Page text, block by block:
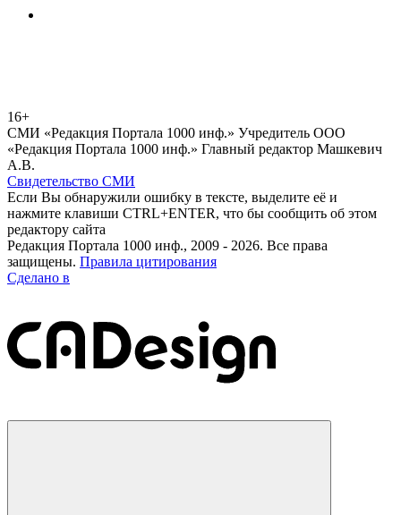
16+
СМИ «Редакция Портала 1000 инф.» Учредитель ООО
«Редакция Портала 1000 инф.» Главный редактор Машкевич
А.В.
Свидетельство СМИ
Если Вы обнаружили ошибку в тексте, выделите её и
нажмите клавиши CTRL+ENTER, что бы сообщить об этом
редактору сайта
Редакция Портала 1000 инф., 2009 - 2026. Все права
защищены. Правила цитирования
Сделано в